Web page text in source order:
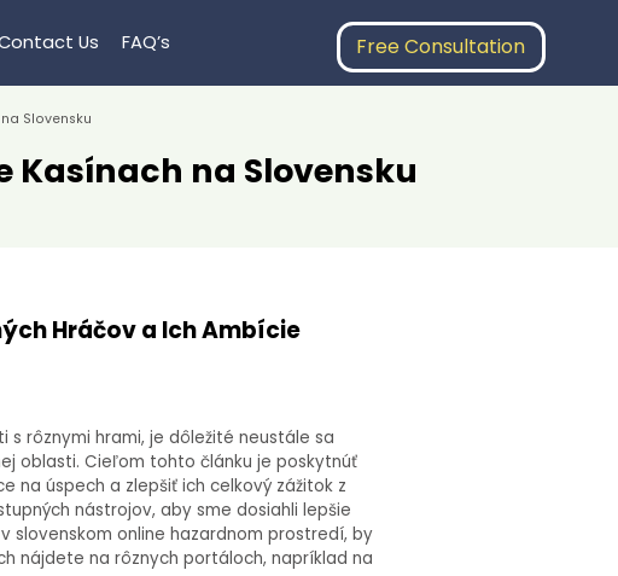
Us FAQ’s Free Consultation
Slovensku
Kasínach na Slovensku
Hráčov a Ich Ambície
s rôznymi hrami, je dôležité neustále sa
oblasti. Cieľom tohto článku je poskytnúť
na úspech a zlepšiť ich celkový zážitok z
nástrojov, aby sme dosiahli lepšie
slovenskom online hazardnom prostredí, by
nájdete na rôznych portáloch, napríklad na